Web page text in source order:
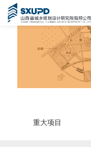
Previous
重大项目